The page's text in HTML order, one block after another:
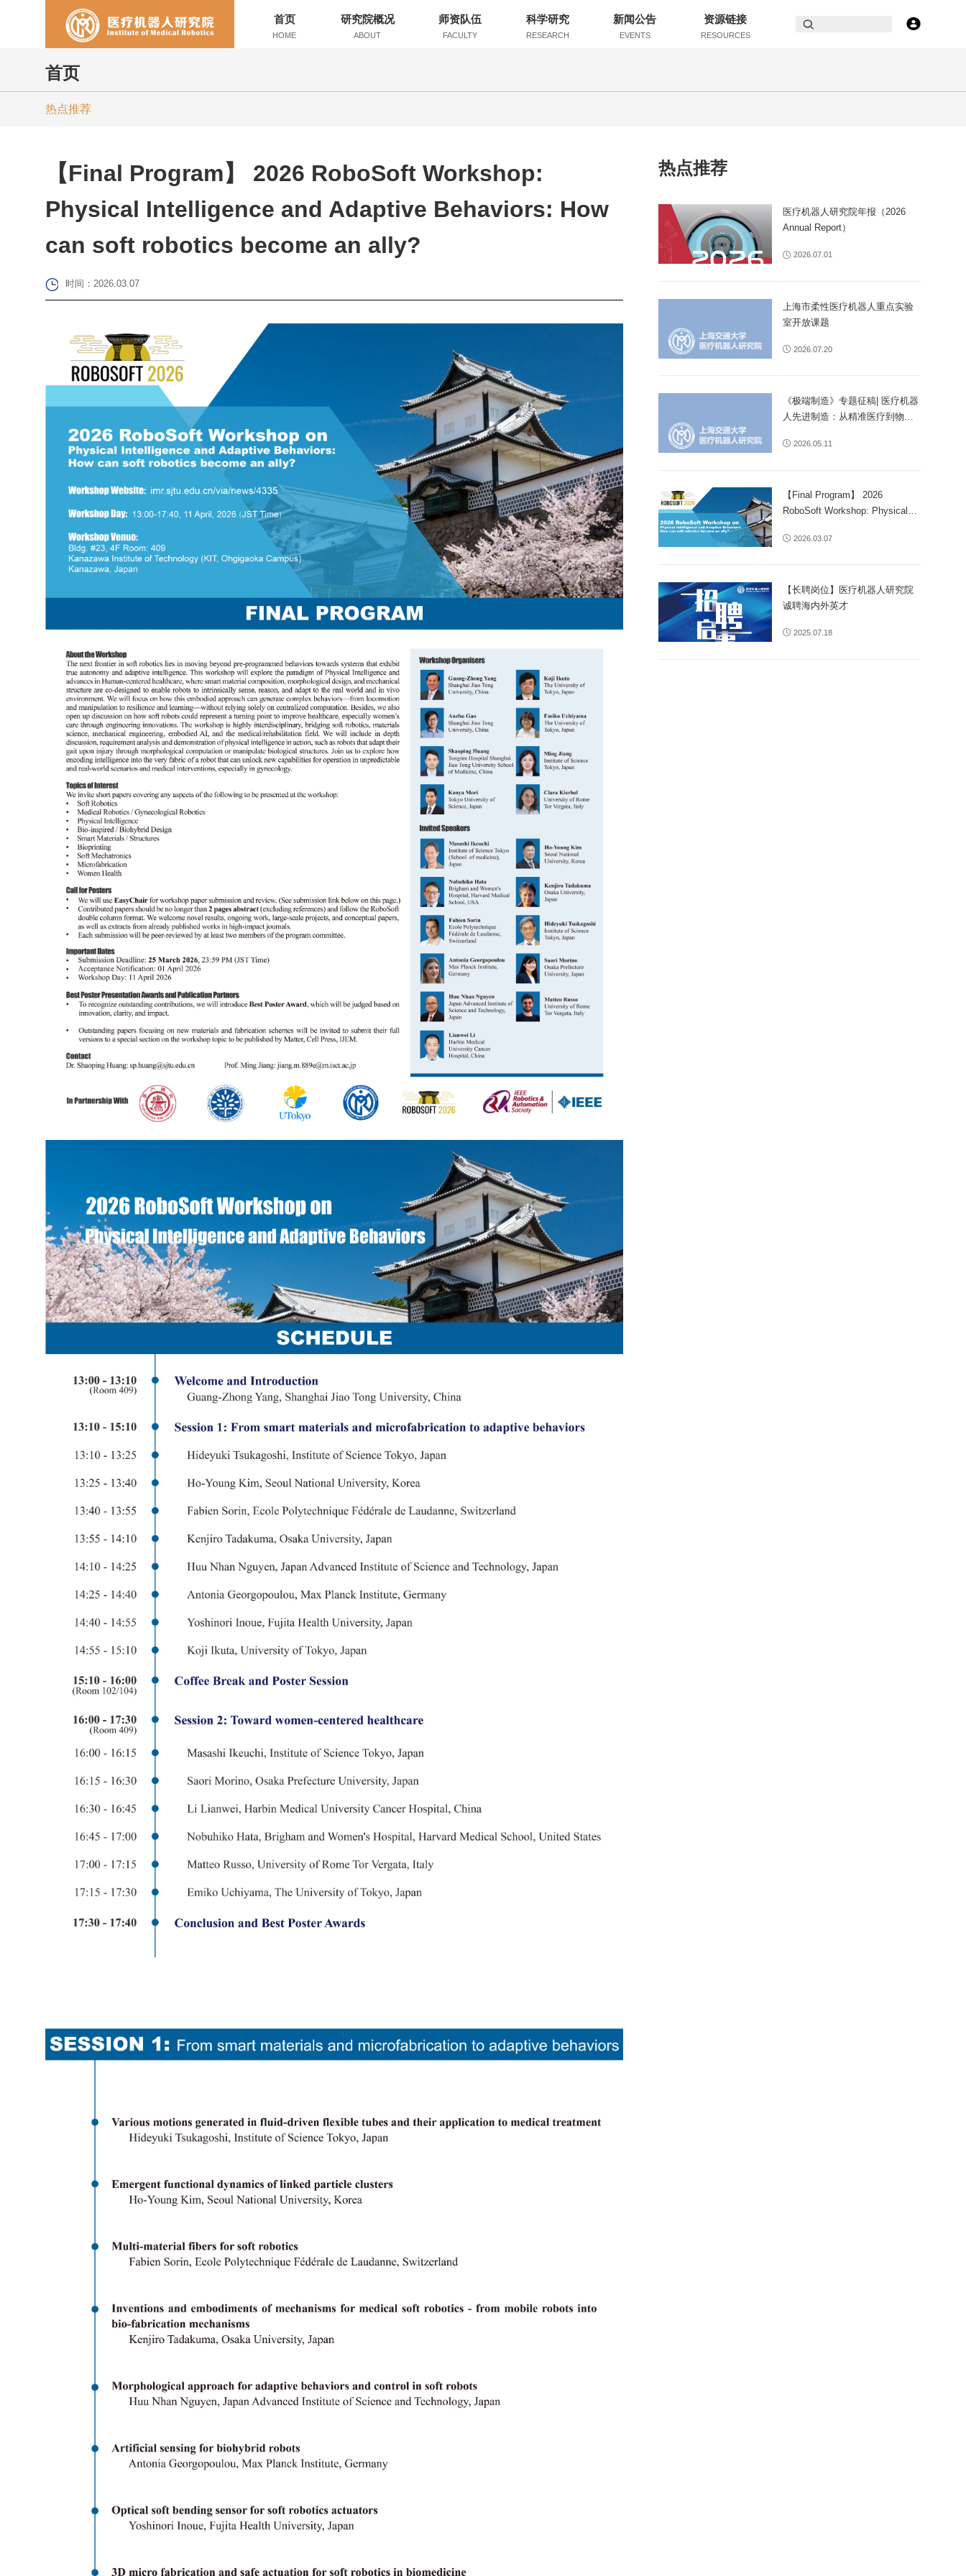
首页
HOME
研究院概况
ABOUT
师资队伍
FACULTY
科学研究
RESEARCH
新闻公告
EVENTS
资源链接
RESOURCES
首页
热点推荐
【Final Program】 2026 RoboSoft Workshop:
Physical Intelligence and Adaptive Behaviors: How
can soft robotics become an ally?
时间：2026.03.07
热点推荐
医疗机器人研究院年报（2026
Annual Report）
2026.07.01
上海市柔性医疗机器人重点实验
室开放课题
2026.07.20
《极端制造》专题征稿| 医疗机器
人先进制造：从精准医疗到物理
2026.05.11
【Final Program】 2026
RoboSoft Workshop: Physical
Behaviors: How can soft
2026.03.07
【长聘岗位】医疗机器人研究院
诚聘海内外英才
2025.07.18